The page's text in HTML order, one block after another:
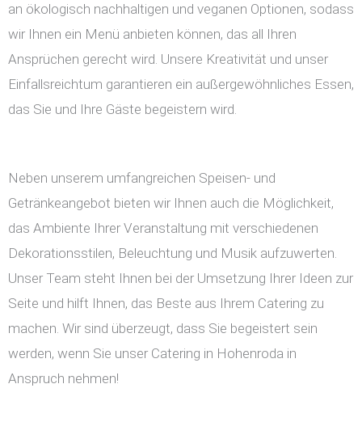
an ökologisch nachhaltigen und veganen Optionen, sodass
wir Ihnen ein Menü anbieten können, das all Ihren
Ansprüchen gerecht wird. Unsere Kreativität und unser
Einfallsreichtum garantieren ein außergewöhnliches Essen,
das Sie und Ihre Gäste begeistern wird.
Neben unserem umfangreichen Speisen- und
Getränkeangebot bieten wir Ihnen auch die Möglichkeit,
das Ambiente Ihrer Veranstaltung mit verschiedenen
Dekorationsstilen, Beleuchtung und Musik aufzuwerten.
Unser Team steht Ihnen bei der Umsetzung Ihrer Ideen zur
Seite und hilft Ihnen, das Beste aus Ihrem Catering zu
machen. Wir sind überzeugt, dass Sie begeistert sein
werden, wenn Sie unser Catering in Hohenroda in
Anspruch nehmen!